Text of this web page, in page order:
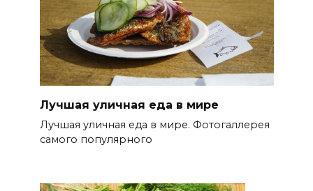
Лучшая уличная еда в мире
Лучшая уличная еда в мире. Фотогаллерея
самого популярного